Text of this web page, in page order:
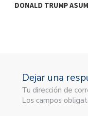
DONALD TRUMP
Dejar una
Tu dirección de
Los campos